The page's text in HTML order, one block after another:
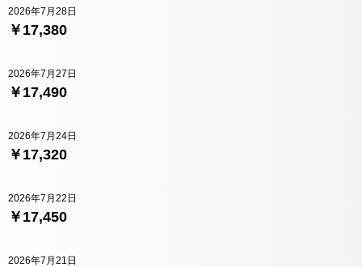
￥17,380
2026年7月28日
￥17,490
2026年7月27日
￥17,320
2026年7月24日
￥17,450
2026年7月22日
2026年7月21日